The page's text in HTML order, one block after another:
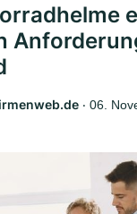
‧ 06.